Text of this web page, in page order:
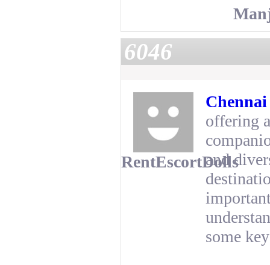
6046
RentEscortDolls
offering
and
some